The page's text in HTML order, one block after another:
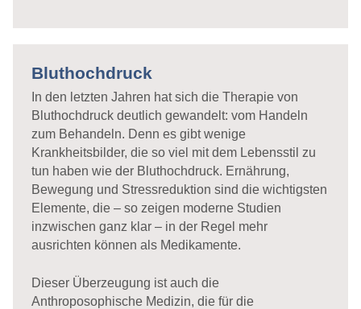
Bluthochdruck
In den letzten Jahren hat sich die Therapie von
Bluthochdruck deutlich gewandelt: vom Handeln
zum Behandeln. Denn es gibt wenige
Krankheitsbilder, die so viel mit dem Lebensstil zu
tun haben wie der Bluthochdruck. Ernährung,
Bewegung und Stressreduktion sind die wichtigsten
Elemente, die – so zeigen moderne Studien
inzwischen ganz klar – in der Regel mehr
ausrichten können als Medikamente.
Dieser Überzeugung ist auch die
Anthroposophische Medizin, die für die